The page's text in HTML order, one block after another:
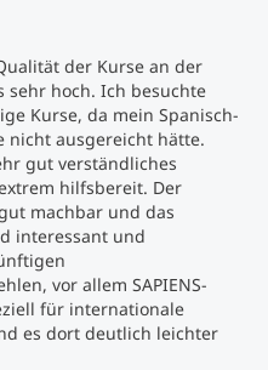
der Kurse an der
sehr hoch. Ich besuchte
Kurse, da mein Spanisch-
nicht ausgereicht hätte.
gut verständliches
hilfsbereit. Der
machbar und das
interessant und
vor allem SAPIENS-
für internationale
es dort deutlich leichter